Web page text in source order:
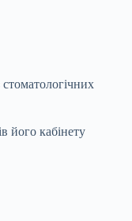
його кабінету